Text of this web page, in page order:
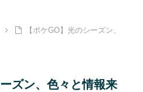
【ポケGO】光のシーズン、
ズン、色々と情報来